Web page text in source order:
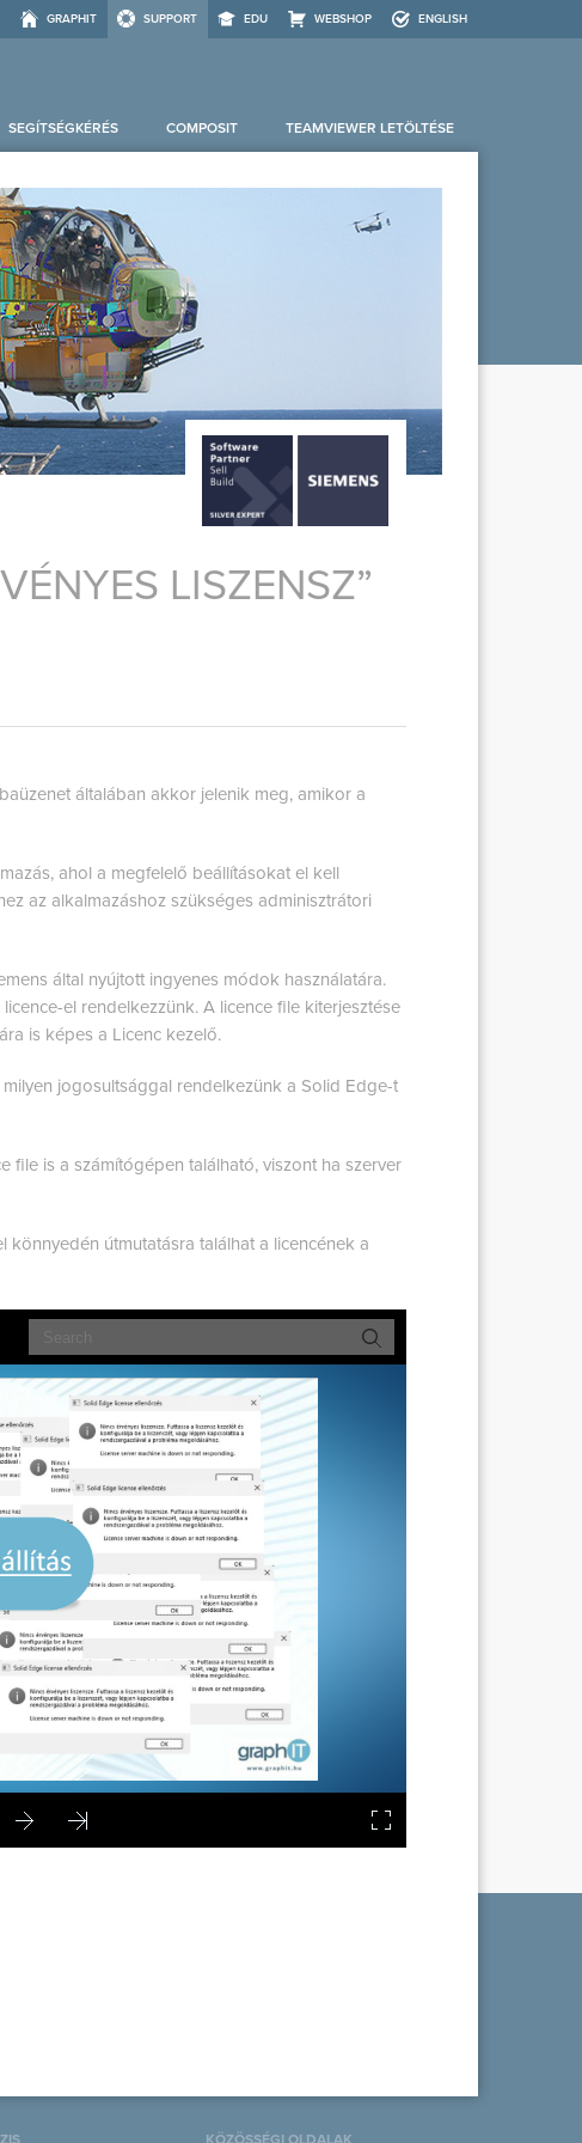
GRAPHIT SUPPORT EDU WEBSHOP ENGLISH
SEGÍTSÉGKÉRÉS COMPOSIT TEAMVIEWER LETÖLTÉSE
LISZENSZ”
általában akkor jelenik meg, amikor a
ahol a megfelelő beállításokat el kell
az alkalmazáshoz szükséges adminisztrátori
által nyújtott ingyenes módok használatára.
el rendelkezzünk. A licence file kiterjesztése
is képes a Licenc kezelő.
jogosultsággal rendelkezünk a Solid Edge-t
file is a számítógépen található, viszont ha szerver
útmutatásra találhat a licencének a
KÖZÖSSÉGI OLDALAK